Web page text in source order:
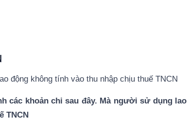
động không tính vào thu nhập chịu thuế TNCN
các khoản chi sau đây. Mà người sử dụng lao
TNCN